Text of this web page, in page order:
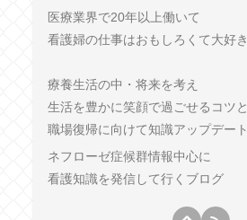
医療業界で20年以上働いて
看護婦の仕事はおもしろくて大好き
療養生活の中・将来を考え
生活を豊かに笑顔で過ごせるコツと
職場復帰に向けて知識アップデート
ネフローゼ症候群情報中心に
看護知識を発信して行くブログ